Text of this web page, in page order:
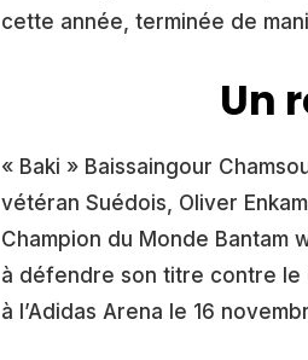
cette année, terminée de
Un
« Baki » Baissaingour
vétéran Suédois, Oliver
Champion du Monde Bantam
à défendre son titre contre le
à l’Adidas Arena le 16